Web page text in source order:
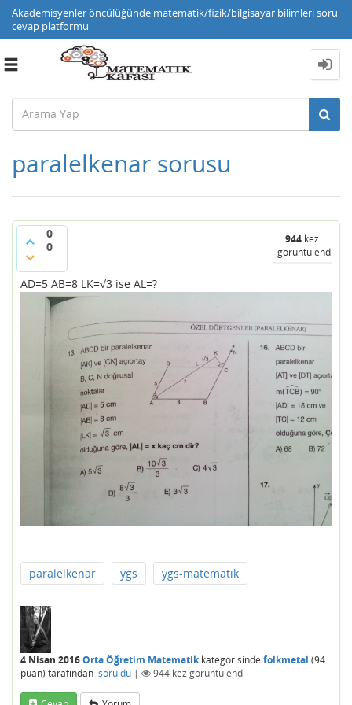
Akademisyenler öncülüğünde matematik/fizik/bilgisayar bilimleri soru
cevap platformu
Toggle
paralelkenar sorusu
0
0
944 kez
görüntülendi
AD=5 AB=8 LK=√3 ise AL=?
paralelkenar ygs ygs-matematik
4 Nisan 2016Orta Öğretim Matematikkategorisinde folkmetal (94
puan) tarafından soruldu | 944 kez görüntülendi